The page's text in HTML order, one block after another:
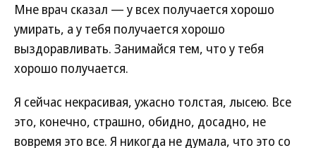
Мне врач сказал — у всех получается хорошо
умирать, а у тебя получается хорошо
выздоравливать. Занимайся тем, что у тебя
хорошо получается.
Я сейчас некрасивая, ужасно толстая, лысею. Все
это, конечно, страшно, обидно, досадно, не
вовремя это все. Я никогда не думала, что это со